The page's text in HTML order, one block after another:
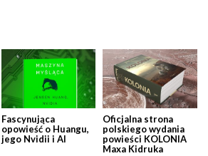
Fascynująca
opowieść o Huangu,
jego Nvidii i AI
Oficjalna strona
polskiego wydania
powieści KOLONIA
Maxa Kidruka